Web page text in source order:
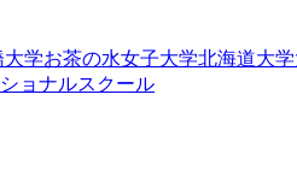
大学お茶の水女子大学北海道大学
ョナルスクール